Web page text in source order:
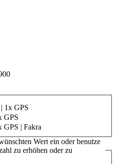
Farbe: schwarz | 2x LTE | 1x GPS
| 2x LTE | 1x GPS
| 2x LTE | 1x GPS | Fakra
Wert ein oder benutze
zu erhöhen oder zu